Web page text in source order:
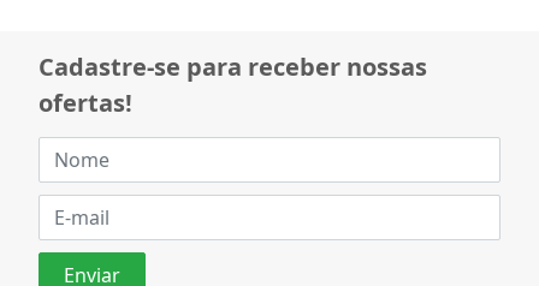
Cadastre-se para receber nossas
ofertas!